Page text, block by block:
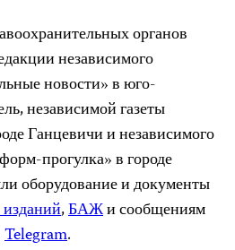
органов
независимого
новости» в юго-
независимой газеты
Ганцевичи и независимого
прогулка» в городе
оборудование и документы
,БАЖи сообщениям
Telegram.